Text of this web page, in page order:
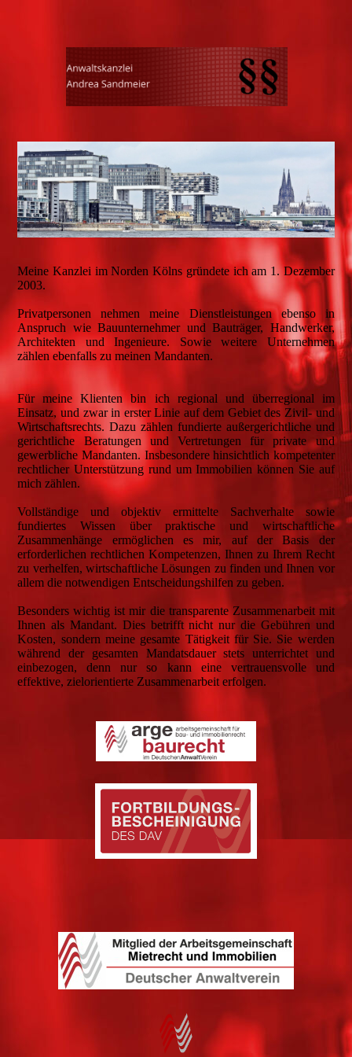
Meine Kanzlei im Norden Kölns gründete ich am 1. Dezember
2003.
Privatpersonen nehmen meine Dienstleistungen ebenso in
Anspruch wie Bauunternehmer und Bauträger, Handwerker,
Architekten und Ingenieure. Sowie weitere Unternehmen
zählen ebenfalls zu meinen Mandanten.
Für meine Klienten bin ich regional und überregional im
Einsatz, und zwar in erster Linie auf dem Gebiet des Zivil- und
Wirtschaftsrechts. Dazu zählen fundierte außergerichtliche und
gerichtliche Beratungen und Vertretungen für private und
gewerbliche Mandanten. Insbesondere hinsichtlich kompetenter
rechtlicher Unterstützung rund um Immobilien können Sie auf
mich zählen.
Vollständige und objektiv ermittelte Sachverhalte sowie
fundiertes Wissen über praktische und wirtschaftliche
Zusammenhänge ermöglichen es mir, auf der Basis der
erforderlichen rechtlichen Kompetenzen, Ihnen zu Ihrem Recht
zu verhelfen, wirtschaftliche Lösungen zu finden und Ihnen vor
allem die notwendigen Entscheidungshilfen zu geben.
Besonders wichtig ist mir die transparente Zusammenarbeit mit
Ihnen als Mandant. Dies betrifft nicht nur die Gebühren und
Kosten, sondern meine gesamte Tätigkeit für Sie. Sie werden
während der gesamten Mandatsdauer stets unterrichtet und
einbezogen, denn nur so kann eine vertrauensvolle und
effektive, zielorientierte Zusammenarbeit erfolgen.